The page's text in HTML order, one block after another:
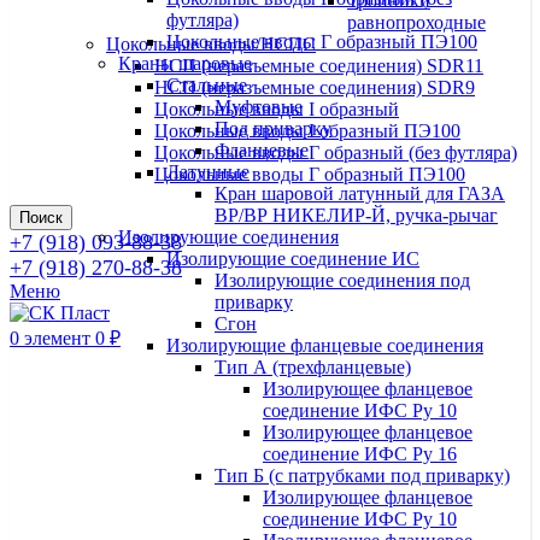
равнопроходные
Цокольные вводы/НСПС
НСП (неразъемные соединения) SDR11
НСП (неразъемные соединения) SDR9
Цокольные вводы I образный
Цокольные вводы I образный ПЭ100
Цокольные вводы Г образный (без футляра)
Цокольные вводы Г образный ПЭ100
Поиск
+7 (918) 093-88-38
+7 (918) 270-88-38
Меню
0 элемент 0 ₽
футляра)
Цокольные вводы Г образный ПЭ100
Краны шаровые
Стальные
Муфтовые
Под приварку
Фланцевые
Латунные
Кран шаровой латунный для ГАЗА
ВР/ВР НИКЕЛИР-Й, ручка-рычаг
Изолирующие соединения
Изолирующие соединение ИС
Изолирующие соединения под
приварку
Сгон
Изолирующие фланцевые соединения
Тип А (трехфланцевые)
Изолирующее фланцевое
соединение ИФС Ру 10
Изолирующее фланцевое
соединение ИФС Ру 16
Тип Б (с патрубками под приварку)
Изолирующее фланцевое
соединение ИФС Ру 10